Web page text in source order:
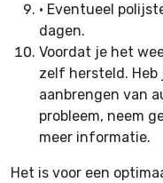
• Eventueel
dagen.
Voordat je het
zelf hersteld. Heb
aanbrengen van
probleem, neem
meer informatie.
Het is voor een